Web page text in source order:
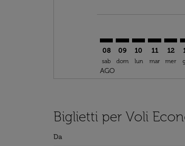
08
sab
AGO
09
dom
10
lun
11
mar
12
mer
Biglietti per Voli
Da